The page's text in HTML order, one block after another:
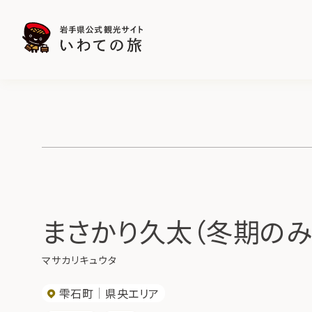
まさかり久太（冬期のみ
マサカリキュウタ
雫石町 県央エリア